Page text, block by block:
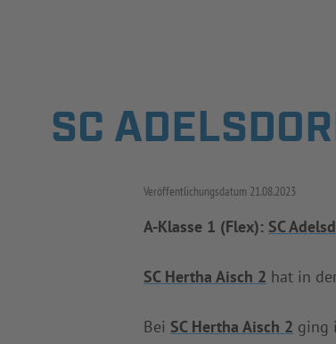
SC
Veröffentlichungsdatum 21.08.2023
A-Klasse 1 (Flex): SC
SC Hertha Aisch 2 hat in
Bei SC Hertha Aisch 2 ging